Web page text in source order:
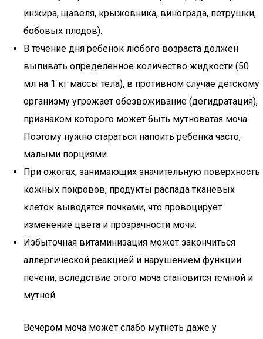
инжира, щавеля, крыжовника, винограда, петрушки,
бобовых плодов).
В течение дня ребенок любого возраста должен
выпивать определенное количество жидкости (50
мл на 1 кг массы тела), в противном случае детскому
организму угрожает обезвоживание (дегидратация),
признаком которого может быть мутноватая моча.
Поэтому нужно стараться напоить ребенка часто,
малыми порциями.
При ожогах, занимающих значительную поверхность
кожных покровов, продукты распада тканевых
клеток выводятся почками, что провоцирует
изменение цвета и прозрачности мочи.
Избыточная витаминизация может закончиться
аллергической реакцией и нарушением функции
печени, вследствие этого моча становится темной и
мутной.
Вечером моча может слабо мутнеть даже у